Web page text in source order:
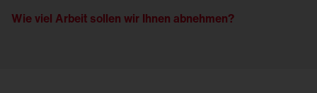
Wie viel Arbeit sollen wir Ihnen abnehmen?